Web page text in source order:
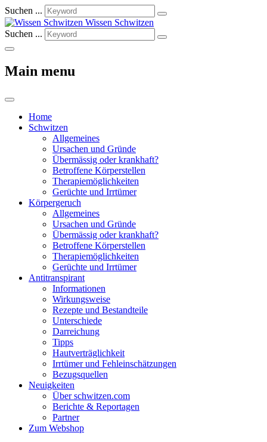
Suchen ...
Wissen Schwitzen
Suchen ...
Main menu
Home
Schwitzen
Allgemeines
Ursachen und Gründe
Übermässig oder krankhaft?
Betroffene Körperstellen
Therapiemöglichkeiten
Gerüchte und Irrtümer
Körpergeruch
Allgemeines
Ursachen und Gründe
Übermässig oder krankhaft?
Betroffene Körperstellen
Therapiemöglichkeiten
Gerüchte und Irrtümer
Antitranspirant
Informationen
Wirkungsweise
Rezepte und Bestandteile
Unterschiede
Darreichung
Tipps
Hautverträglichkeit
Irrtümer und Fehleinschätzungen
Bezugsquellen
Neuigkeiten
Über schwitzen.com
Berichte & Reportagen
Partner
Zum Webshop